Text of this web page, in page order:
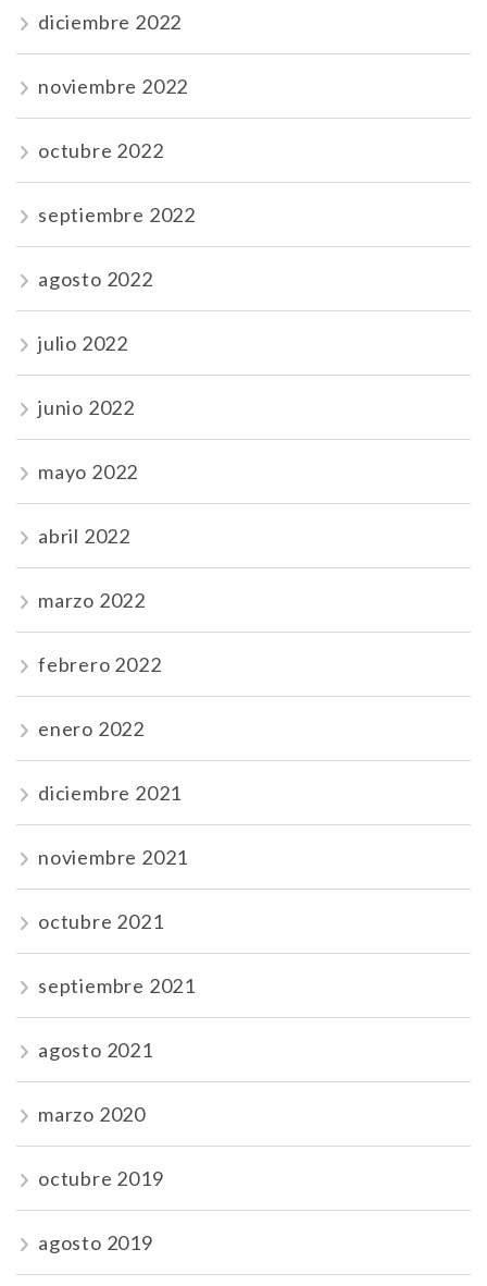
diciembre 2022
noviembre 2022
octubre 2022
septiembre 2022
agosto 2022
julio 2022
junio 2022
mayo 2022
abril 2022
marzo 2022
febrero 2022
enero 2022
diciembre 2021
noviembre 2021
octubre 2021
septiembre 2021
agosto 2021
marzo 2020
octubre 2019
agosto 2019